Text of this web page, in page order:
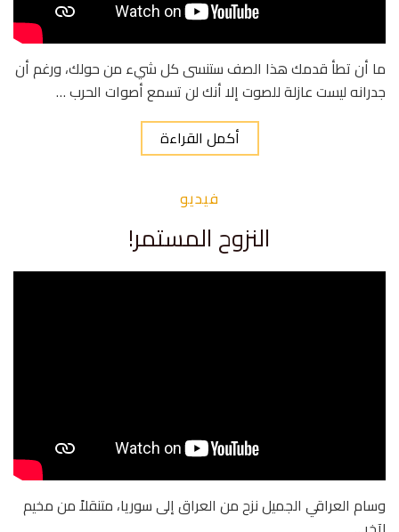
ما أن تطأ قدمك هذا الصف ستنسى كل شيء من حولك، ورغم أن
جدرانه ليست عازلة للصوت إلا أنك لن تسمع أصوات الحرب …
أكمل القراءة
فيديو
النزوح المستمر!
وسام العراقي الجميل نزح من العراق إلى سوريا، متنقلاً من مخيم